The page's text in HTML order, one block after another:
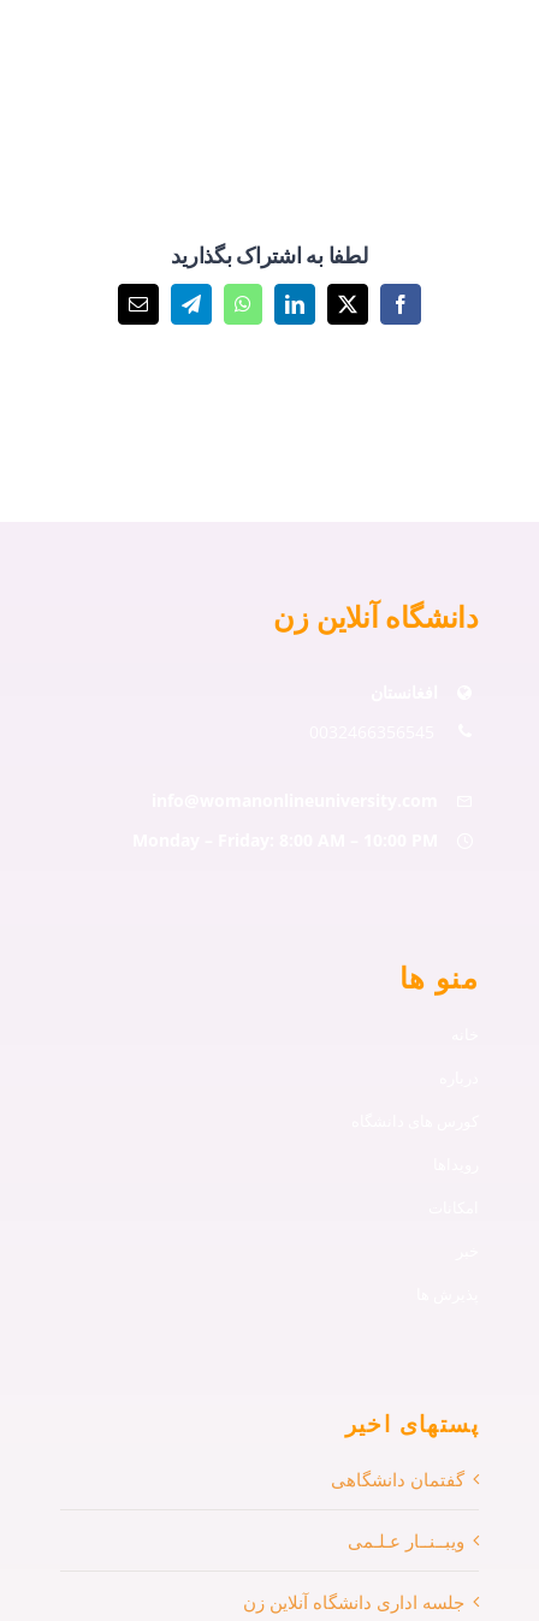
لطفا به اشتراک بگذارید
Facebook
X
LinkedIn
WhatsApp
Telegramپست
دانشگاه آنلاین زن
منو ها
پستهای اخیر
گفتمان دانشگاهی
ویبــنــار عـلـمی
جلسه اداری دانشگاه آنلاین زن